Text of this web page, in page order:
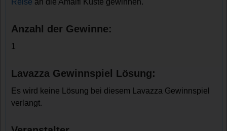
Reise an die Amalfi Küste gewinnen.
Anzahl der Gewinne:
1
Lavazza Gewinnspiel Lösung:
Es wird keine Lösung bei diesem Lavazza Gewinnspiel
verlangt.